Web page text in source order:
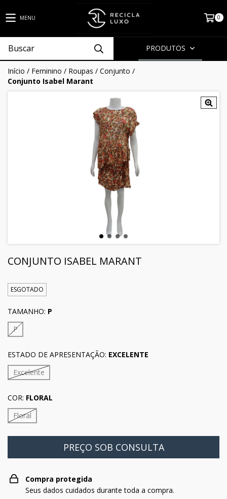
MENU 0
PRODUTOS
Início / Feminino / Roupas / Conjunto /
Conjunto Isabel Marant
CONJUNTO ISABEL MARANT
ESGOTADO
TAMANHO: P
P
ESTADO DE APRESENTAÇÃO: EXCELENTE
Excelente
COR: FLORAL
Floral
Compra protegida
Seus dados cuidados durante toda a compra.